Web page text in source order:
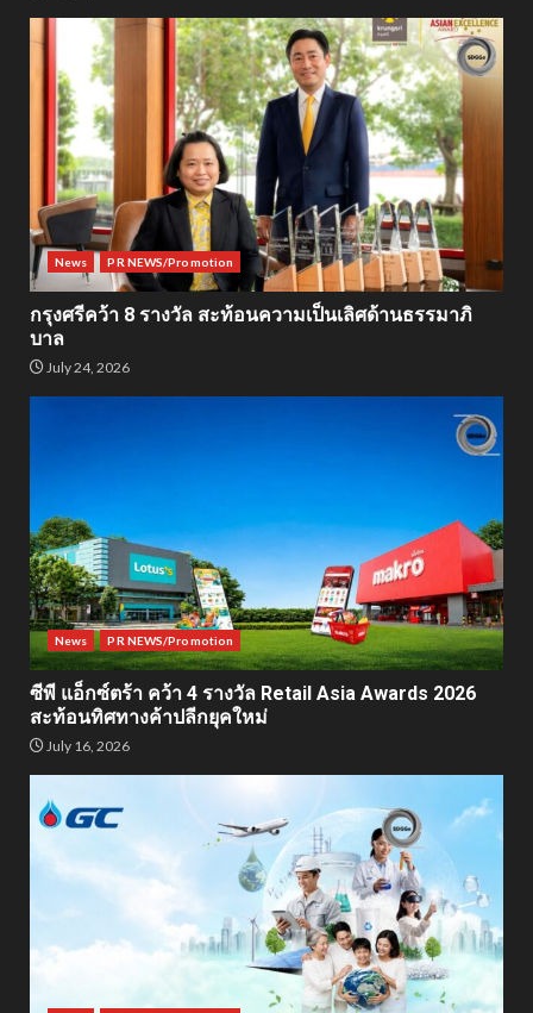
News PR NEWS/Promotion
กรุงศรีคว้า 8 รางวัล สะท้อนความเป็นเลิศด้านธรรมาภิ
บาล
July 24, 2026
News PR NEWS/Promotion
ซีพี แอ็กซ์ตร้า คว้า 4 รางวัล Retail Asia Awards 2026
สะท้อนทิศทางค้าปลีกยุคใหม่
July 16, 2026